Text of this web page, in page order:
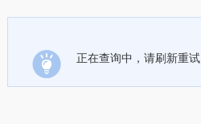
正在查询中，请刷新重试